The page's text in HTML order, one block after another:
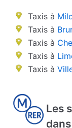
Taxis à
Taxis à
Taxis à
Taxis à
Taxis à
Les